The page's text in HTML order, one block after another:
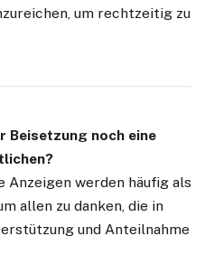
um rechtzeitig zu
Beisetzung noch eine
Anzeigen werden häufig als
allen zu danken, die in
und Anteilnahme